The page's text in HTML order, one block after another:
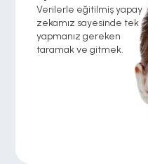
Verilerle eğitilmiş yapay
zekamız sayesinde tek
yapmanız gereken
taramak ve gitmek.